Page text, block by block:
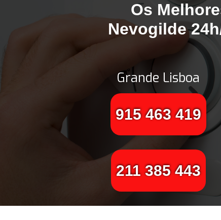
Os
Nevogilde
Grande Lisboa
915 463 419
211 385 443